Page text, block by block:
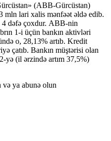
(ABB-Gürcüstan)
mln lari xalis mənfəət əldə edib.
dəfə çoxdur. ABB-nin
1-i üçün bankın aktivləri
o, 28,13% artıb. Kredit
çatıb. Bankın müştərisi olan
yə (il ərzində artım 37,5%)
ya abunə olun